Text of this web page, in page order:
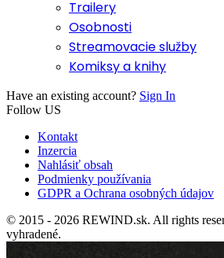
Trailery
Osobnosti
Streamovacie služby
Komiksy a knihy
Have an existing account? Sign In
Follow US
Kontakt
Inzercia
Nahlásiť obsah
Podmienky používania
GDPR a Ochrana osobných údajov
© 2015 - 2026 REWIND.sk. All rights
vyhradené.